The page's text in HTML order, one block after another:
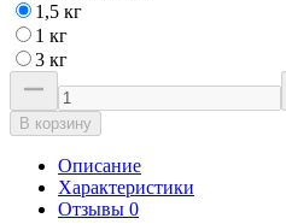
1,5 кг
1 кг
3 кг
В корзину
Описание
Характеристики
Отзывы 0